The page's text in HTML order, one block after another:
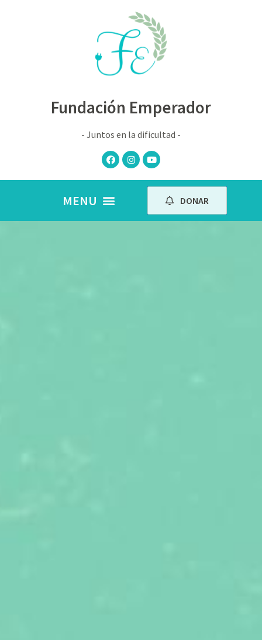
Fundación Emperador
- Juntos en la dificultad -
DONAR